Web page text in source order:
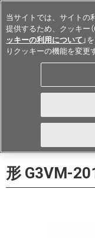
Japan
形 G3VM-
当サイトでは、サイトの
提供するため、クッキー
ッキーの利用について 」
りクッキーの機能を変更